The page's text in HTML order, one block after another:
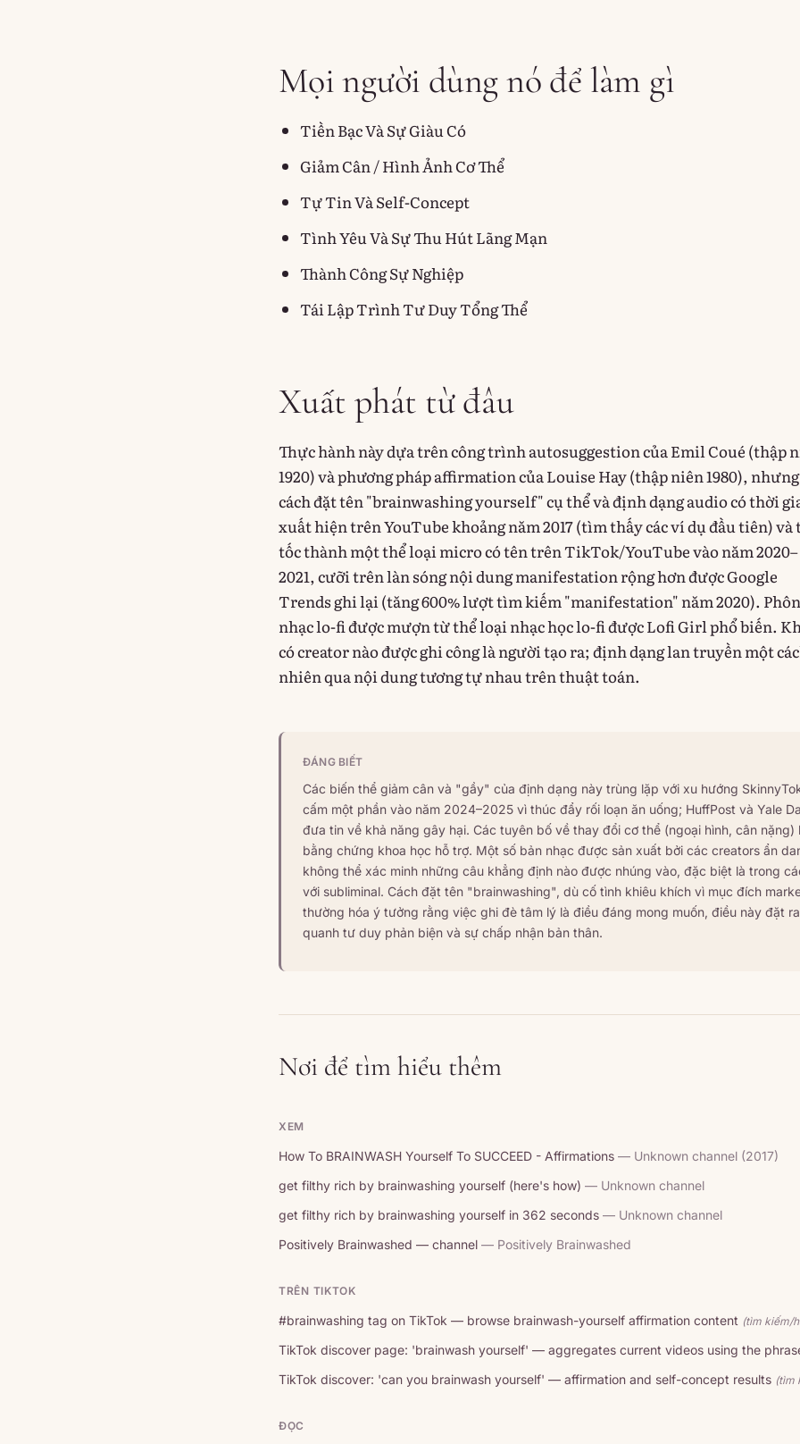
Mọi người dùng nó để làm gì
Tiền Bạc Và Sự Giàu Có
Giảm Cân / Hình Ảnh Cơ Thể
Tự Tin Và Self-Concept
Tình Yêu Và Sự Thu Hút Lãng Mạn
Thành Công Sự Nghiệp
Tái Lập Trình Tư Duy Tổng Thể
Xuất phát từ đâu
Thực hành này dựa trên công trình autosuggestion của Emil Coué (thập
1920) và phương pháp affirmation của Louise Hay (thập niên 1980), nhưng
cách đặt tên "brainwashing yourself" cụ thể và định dạng audio có thời
xuất hiện trên YouTube khoảng năm 2017 (tìm thấy các ví dụ đầu tiên) và
tốc thành một thể loại micro có tên trên TikTok/YouTube vào năm 2020–
2021, cưỡi trên làn sóng nội dung manifestation rộng hơn được Google
Trends ghi lại (tăng 600% lượt tìm kiếm "manifestation" năm 2020).
nhạc lo-fi được mượn từ thể loại nhạc học lo-fi được Lofi Girl phổ biến.
có creator nào được ghi công là người tạo ra; định dạng lan truyền một
nhiên qua nội dung tương tự nhau trên thuật toán.
ĐÁNG BIẾT
Các biến thể giảm cân và "gầy" của định dạng này trùng lặp với xu hướng
cấm một phần vào năm 2024–2025 vì thúc đẩy rối loạn ăn uống; HuffPost và Yale
đưa tin về khả năng gây hại. Các tuyên bố về thay đổi cơ thể (ngoại hình, cân nặng)
bằng chứng khoa học hỗ trợ. Một số bản nhạc được sản xuất bởi các creators ẩn
không thể xác minh những câu khẳng định nào được nhúng vào, đặc biệt là trong
với subliminal. Cách đặt tên "brainwashing", dù cố tình khiêu khích vì mục đích
thường hóa ý tưởng rằng việc ghi đè tâm lý là điều đáng mong muốn, điều này đặt
quanh tư duy phản biện và sự chấp nhận bản thân.
Nơi để tìm hiểu thêm
XEM
How To BRAINWASH Yourself To SUCCEED - Affirmations — Unknown channel (2017)
get filthy rich by brainwashing yourself (here's how) — Unknown channel
get filthy rich by brainwashing yourself in 362 seconds — Unknown channel
Positively Brainwashed — channel — Positively Brainwashed
TRÊN TIKTOK
#brainwashing tag on TikTok — browse brainwash-yourself affirmation content (tìm kiếm/
TikTok discover page: 'brainwash yourself' — aggregates current videos using the
TikTok discover: 'can you brainwash yourself' — affirmation and self-concept results (tìm
ĐỌC